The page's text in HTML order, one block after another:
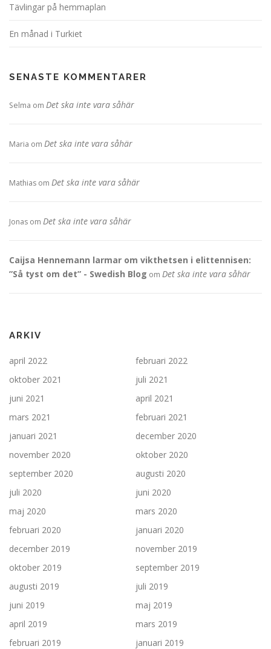
Tävlingar på hemmaplan
En månad i Turkiet
SENASTE KOMMENTARER
Selma om Det ska inte vara såhär
Maria om Det ska inte vara såhär
Mathias om Det ska inte vara såhär
Jonas om Det ska inte vara såhär
Caijsa Hennemann larmar om vikthetsen i elittennisen:
”Så tyst om det” - Swedish Blog om Det ska inte vara såhär
ARKIV
april 2022
februari 2022
oktober 2021
juli 2021
juni 2021
april 2021
mars 2021
februari 2021
januari 2021
december 2020
november 2020
oktober 2020
september 2020
augusti 2020
juli 2020
juni 2020
maj 2020
mars 2020
februari 2020
januari 2020
december 2019
november 2019
oktober 2019
september 2019
augusti 2019
juli 2019
juni 2019
maj 2019
april 2019
mars 2019
februari 2019
januari 2019